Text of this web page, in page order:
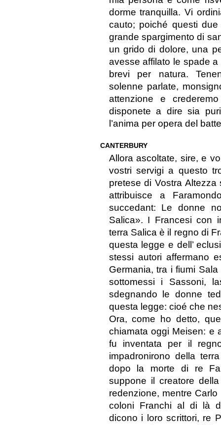
dorme tranquilla. Vi
cauto; poiché questi
grande spargimento di
un grido di dolore, una
avesse affilato le spade
brevi per natura.
solenne parlate,
attenzione e
disponete a dire sia
l’anima per opera del
CANTERBURY
Allora ascoltate, sire, e
vostri servigi a questo
pretese di Vostra
attribuisce a
succedant: Le donne
Salica». I Francesi con
terra Salica è il regno di
questa legge e dell’
stessi autori affermano
Germania, tra i fiumi
sottomessi i Sassoni,
sdegnando le donne
questa legge: cioé che
Ora, come ho detto,
chiamata oggi Meisen: e
fu inventata per il
impadronirono della
dopo la morte di re
suppone il creatore
redenzione, mentre
coloni Franchi al di là
dicono i loro scrittori, re